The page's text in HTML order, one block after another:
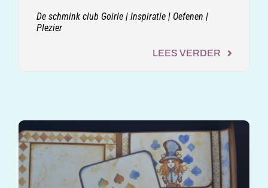
De schmink club Goirle | Inspiratie | Oefenen |
Plezier
LEES VERDER